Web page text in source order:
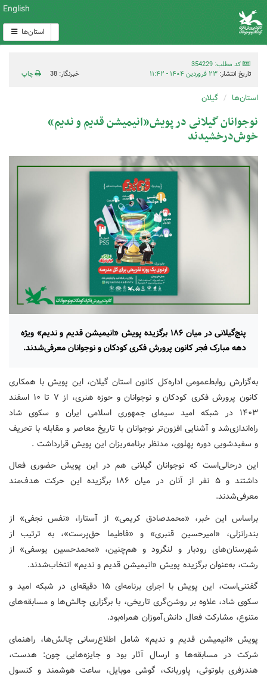
English
استان‌ها
کد مطلب: 354229
تاریخ انتشار: ۲۳ فروردین ۱۴۰۴ - ۱۱:۴۲ خبرنگار: 38 چاپ
استان‌ها گیلان
نوجوانان گیلانی در پویش«انیمیشن قدیم و ندیم»
خوش‌درخشیدند
پنج‌گیلانی در میان ۱۸۶ برگزیده پویش «انیمیشن قدیم و ندیم» ویژه
دهه مبارک فجر کانون پرورش فکری کودکان و نوجوانان معرفی‌شدند.
به‌گزارش روابط‌عمومی اداره‌کل کانون استان گیلان، این پویش با همکاری
کانون پرورش فکری کودکان و نوجوانان و حوزه هنری، از ۷ تا ۱۰ اسفند
۱۴۰۳ در شبکه امید سیمای جمهوری اسلامی ایران و سکوی شاد
راه‌اندازی‌شد و آشنایی افزون‌تر نوجوانان با تاریخ معاصر و مقابله با تحریف
و سفیدشویی دوره پهلوی، مدنظر برنامه‌ریزان این پویش قرارداشت .
این درحالی‌است که نوجوانان گیلانی هم در این پویش حضوری فعال
داشتند و ۵ نفر از آنان در میان ۱۸۶ برگزیده این حرکت هدف‌مند
معرفی‌شدند.
براساس این خبر، «محمدصادق کریمی» از آستارا، «نفس نجفی» از
بندرانزلی، «امیرحسین قنبری» و «فاطیما حق‌پرست»، به ترتیب از
شهرستان‌های رودبار و لنگرود و هم‌چنین، «محمدحسین یوسفی» از
رشت، به‌عنوان برگزیده پویش «انیمیشن قدیم و ندیم» انتخاب‌شدند.
گفتنی‌است، این پویش با اجرای برنامه‌ای ۱۵ دقیقه‌ای در شبکه امید و
سکوی شاد، علاوه بر روشن‌گری تاریخی، با برگزاری چالش‌ها و مسابقه‌های
متنوع، مشارکت فعال دانش‌آموزان همراه‌بود.
پویش «انیمیشن قدیم و ندیم» شامل اطلاع‌رسانی چالش‌ها، راهنمای
شرکت در مسابقه‌ها و ارسال آثار بود و جایزه‌هایی چون: هدست،
هندزفری بلوتوثی، پاوربانک، گوشی موبایل، ساعت هوشمند و کنسول